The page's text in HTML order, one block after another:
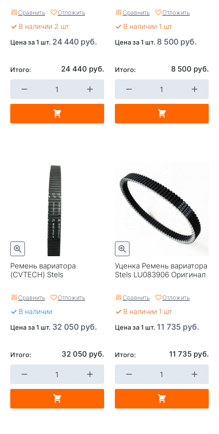
Сравнить Отложить
В наличии 2 шт
Цена за 1 шт. 24 440 руб.
Итого: 24 440 руб.
Сравнить Отложить
В наличии 1 шт
Цена за 1 шт. 8 500 руб.
Итого: 8 500 руб.
Ремень вариатора
(CVTECH) Stels
Сравнить Отложить
В наличии
Цена за 1 шт. 32 050 руб.
Итого: 32 050 руб.
Уценка Ремень вариатора
Stels LU083906 Оригинал
Сравнить Отложить
В наличии 1 шт
Цена за 1 шт. 11 735 руб.
Итого: 11 735 руб.